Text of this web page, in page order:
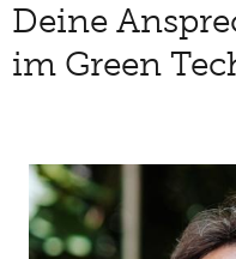
Deine
im Green